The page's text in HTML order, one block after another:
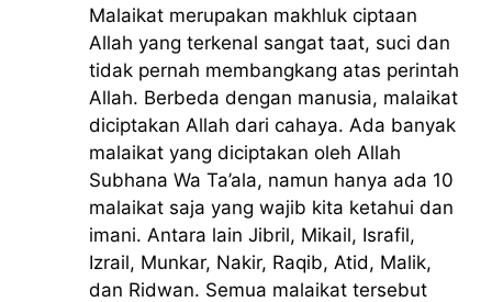
Malaikat merupakan makhluk ciptaan
Allah yang terkenal sangat taat, suci dan
tidak pernah membangkang atas perintah
Allah. Berbeda dengan manusia, malaikat
diciptakan Allah dari cahaya. Ada banyak
malaikat yang diciptakan oleh Allah
Subhana Wa Ta’ala, namun hanya ada 10
malaikat saja yang wajib kita ketahui dan
imani. Antara lain Jibril, Mikail, Israfil,
Izrail, Munkar, Nakir, Raqib, Atid, Malik,
dan Ridwan. Semua malaikat tersebut